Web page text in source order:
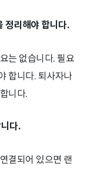
정리해야 합니다.
는 없습니다. 필요
합니다. 퇴사자나
니다.
다.
결되어 있으면 랜